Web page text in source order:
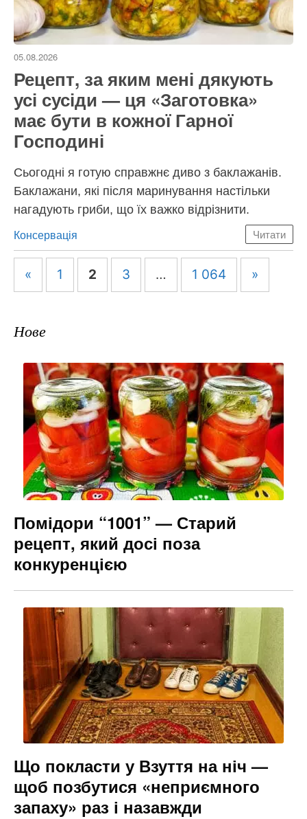
05.08.2026
Рецепт, за яким мені дякують
усі сусіди — ця «Заготовка»
має бути в кожної Гарної
Господині
Сьогодні я готую справжнє диво з баклажанів.
Баклажани, які після маринування настільки
нагадують гриби, що їх важко відрізнити.
Категорії
Консервація Читати
Навігація
« 1 2 3 … 1 064 »
Нове
Помідори “1001” — Старий
рецепт, який досі поза
конкуренцією
Що покласти у Взуття на ніч —
щоб позбутися «неприємного
запаху» раз і назавжди